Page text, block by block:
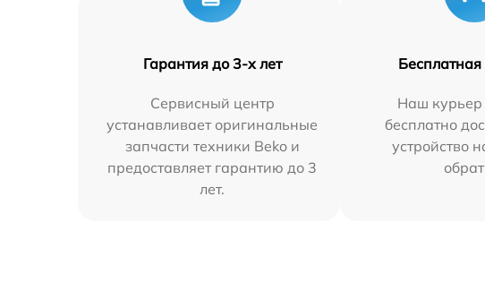
Гарантия до 3-х лет
Сервисный центр
устанавливает оригинальные
запчасти техники Beko и
предоставляет гарантию до 3
лет.
Бесплатная
Наш курьер
бесплатно
устройство